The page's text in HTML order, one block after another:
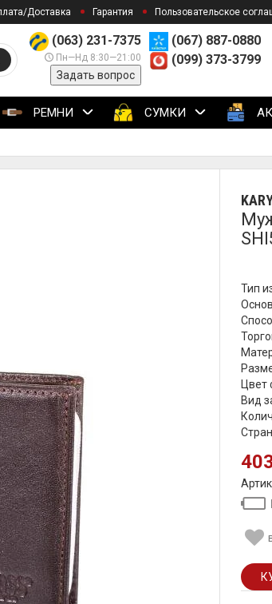
Доставка Гарантия Пользовательское
(063) 231-7375
Пн—Нд 8:30—21:00
Задать вопрос
(067) 887-0880
(099) 373-3799
РЕМНИ СУМКИ
Тип
Цвет
Вид